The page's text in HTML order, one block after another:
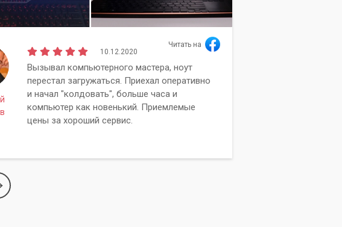
Читать на
10.12.2020
Вызывал компьютерного мастера, ноут
перестал загружаться. Приехал оперативно
и начал "колдовать", больше часа и
компьютер как новенький. Приемлемые
цены за хороший сервис.